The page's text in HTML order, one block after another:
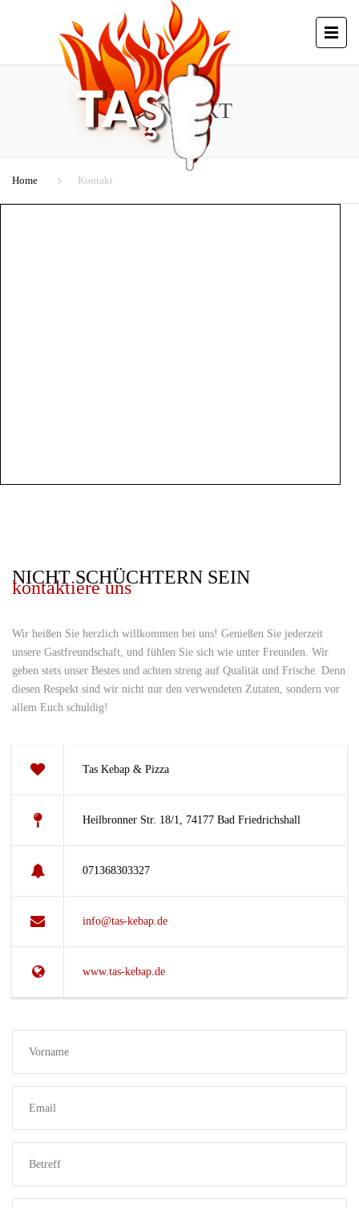
KONTAKT
Home Kontakt
NICHT SCHÜCHTERN SEIN
kontaktiere uns
Wir heißen Sie herzlich willkommen bei uns! Genießen Sie jederzeit
unsere Gastfreundschaft, und fühlen Sie sich wie unter Freunden. Wir
geben stets unser Bestes und achten streng auf Qualität und Frische. Denn
diesen Respekt sind wir nicht nur den verwendeten Zutaten, sondern vor
allem Euch schuldig!
Tas Kebap & Pizza
Heilbronner Str. 18/1, 74177 Bad Friedrichshall
071368303327
info@tas-kebap.de
www.tas-kebap.de